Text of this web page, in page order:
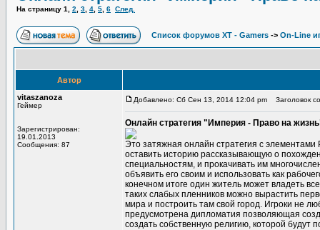
На страницу 1 2 3 4 5 6 След.
Список форумов XT - Gamers -> On-Line
Автор
vitaszanoza
Геймер
Зарегистрирован:
19.01.2013
Сообщения: 87
Добавлено: Сб Сен 13, 2014 12:04 pm Заголовок
Онлайн стратегия "Империя - Право на
Это затяжная онлайн стратегия с элементами
оставить историю рассказывающую о
специальностям, и прокачивать им
объявить его своим и использовать как
конечном итоге один житель может владеть
таких слабых пленников можно вырастить
мира и построить там свой город. Игроки не
предусмотрена дипломатия позволяющая
создать собственную религию, которой будут